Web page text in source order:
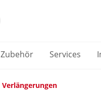
Zubehör Services
Verlängerungen